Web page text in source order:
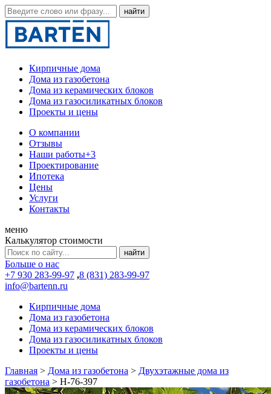
Кирпичные дома
Дома из газобетона
Дома из керамических блоков
Дома из газосиликатных блоков
Проекты и цены
О компании
Отзывы
Наши работы+3
Проектирование
Ипотека
Цены
Услуги
Контакты
меню
Калькулятор стоимости
Больше о нас
+7 930 283-99-97 ,8 (831) 283-99-97
info@bartenn.ru
Кирпичные дома
Дома из газобетона
Дома из керамических блоков
Дома из газосиликатных блоков
Проекты и цены
Главная > Дома из газобетона > Двухэтажные дома из
газобетона > Н-76-397